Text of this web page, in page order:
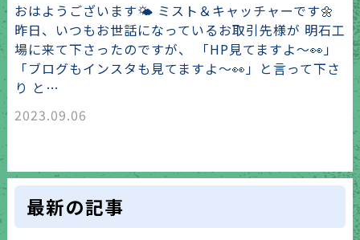
おはようございます🌤 ミスト＆キャッチャーです🌼
昨日、いつもお世話になっているお取引先様が 明石工
場に来て下さったのですが、 「HP見てますよ～👀」
「ブログもインスタも見てますよ～👀」と言って下さ
り と…
2023.09.06
最新の記事